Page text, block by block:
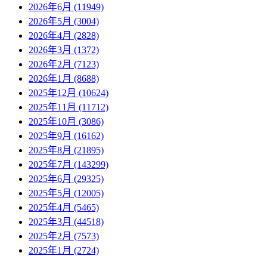
2026年6月 (11949)
2026年5月 (3004)
2026年4月 (2828)
2026年3月 (1372)
2026年2月 (7123)
2026年1月 (8688)
2025年12月 (10624)
2025年11月 (11712)
2025年10月 (3086)
2025年9月 (16162)
2025年8月 (21895)
2025年7月 (143299)
2025年6月 (29325)
2025年5月 (12005)
2025年4月 (5465)
2025年3月 (44518)
2025年2月 (7573)
2025年1月 (2724)